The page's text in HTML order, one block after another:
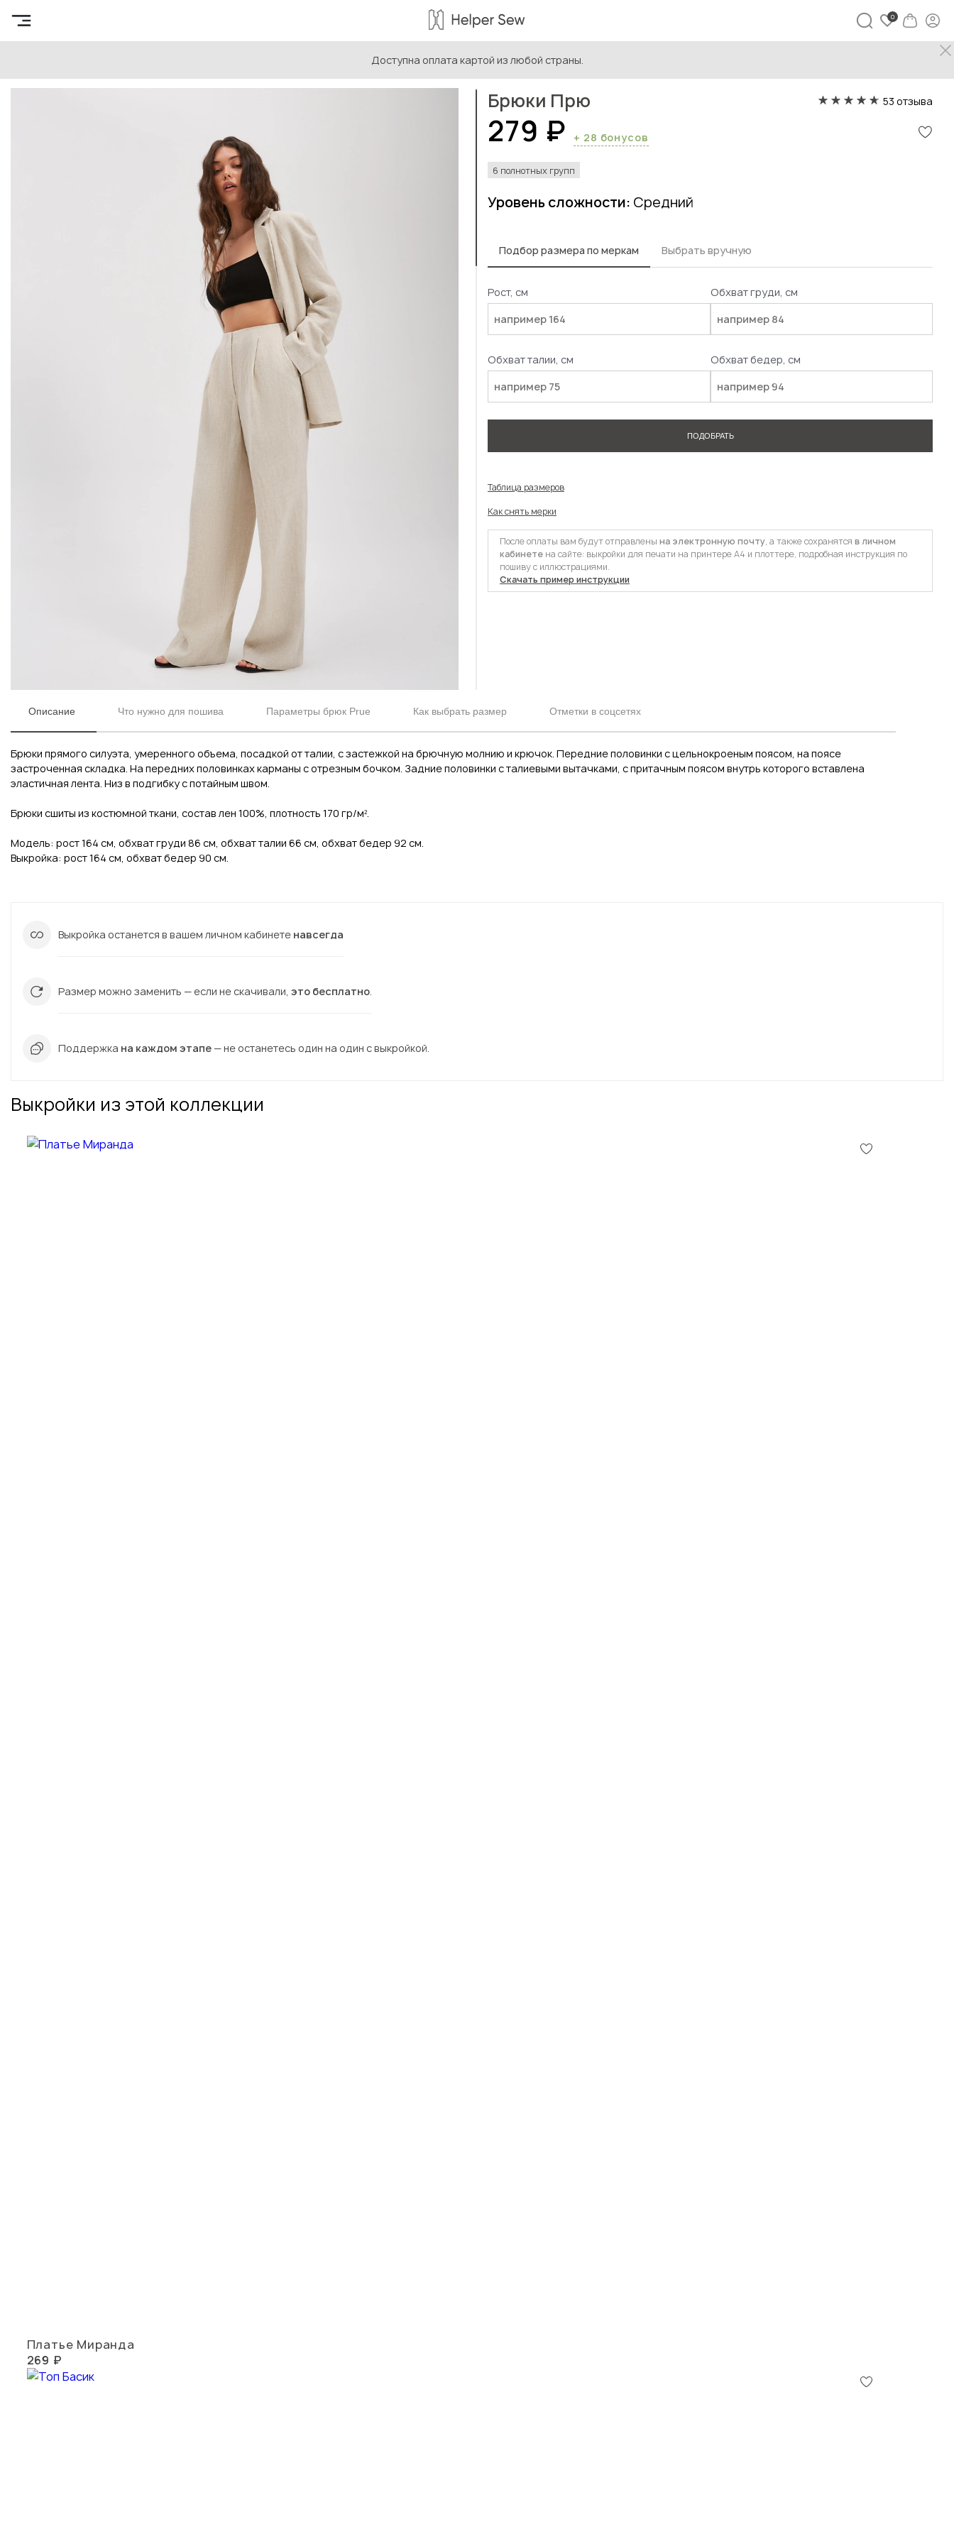
Доступна оплата картой из любой страны.
Выкройки женской одежды / Выкройки женских брюк
Брюки Прю 53 отзыва
279 ₽ + 28 бонусов
6 полнотных групп
Уровень сложности: Средний
Подбор размера по меркам Выбрать вручную
Рост, см Обхват груди, см
Обхват талии, см Обхват бедер, см
ПОДОБРАТЬ
Таблица размеров
Как снять мерки
После оплаты вам будут отправлены на электронную почту, а также сохранятся в личном
кабинете на сайте: выкройки для печати на принтере А4 и плоттере, подробная инструкция по
пошиву с иллюстрациями.
Скачать пример инструкции
Описание Что нужно для пошива Параметры брюк Prue Как выбрать размер Отметки в соцсетях
Брюки прямого силуэта, умеренного объема, посадкой от талии, с застежкой на брючную молнию и крючок. Передние половинки с цельнокроеным поясом, на поясе
застроченная складка. На передних половинках карманы с отрезным бочком. Задние половинки с талиевыми вытачками, с притачным поясом внутрь которого вставлена
эластичная лента. Низ в подгибку с потайным швом.
Брюки сшиты из костюмной ткани, состав лен 100%, плотность 170 гр/м².
Модель: рост 164 см, обхват груди 86 см, обхват талии 66 см, обхват бедер 92 см.
Выкройка: рост 164 см, обхват бедер 90 см.
Выкройка останется в вашем личном кабинете навсегда
Размер можно заменить — если не скачивали, это бесплатно
Поддержка на каждом этапе — не останетесь один на один с выкройкой.
Выкройки из этой коллекции
Платье Миранда
269 ₽